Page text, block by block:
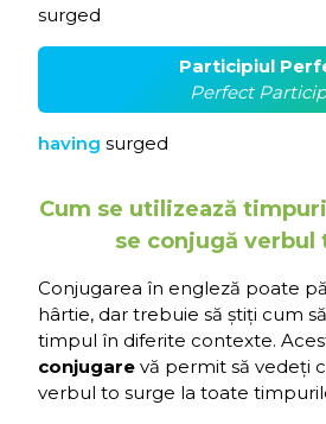
surged
Participiul
Perfect
having surged
Cum se utilizează
se conjugă verbul
Conjugarea în engleză poate
hârtie, dar trebuie să știți cum
timpul în diferite contexte.
conjugare vă permit să vedeți
verbul to surge la toate